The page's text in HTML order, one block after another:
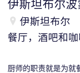
伊斯坦布尔
伊斯坦布尔
餐厅，酒吧和
厨师的职责就是为就